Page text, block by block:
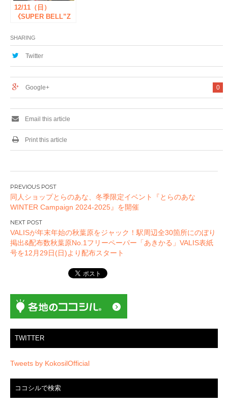
12/11（日）
《SUPER BELL”Z
「MOTOR MAN
2017」発売記念スペ
シャルライブ&トー
SHARING
Twitter
0
Google+
Email this article
Print this article
投
稿
ナ
ビ
ゲ
ー
ン
同人ショップとらのあな、冬季限定イベント『とらのあな
WINTER Campaign 2024-2025』を開催
VALISが年末年始の秋葉原をジャック！駅周辺全30箇所にのぼり
掲出&配布数秋葉原No.1フリーペーパー「あきかる」VALIS表紙
号を12月29日(日)より配布スタート
TWITTER
Tweets by KokosilOfficial
ココシルで検索